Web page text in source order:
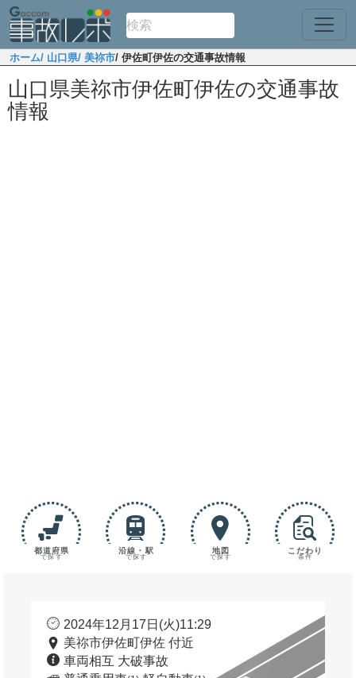
ホーム/ 山口県/ 美祢市/ 伊佐町伊佐の交通事故情報
山口県美祢市伊佐町伊佐の交通事故
情報
都道府県
で探す
沿線・駅
で探す
地図
で探す
こだわり
条件
2024年12月17日(火)11:29
美祢市伊佐町伊佐 付近
車両相互 大破事故